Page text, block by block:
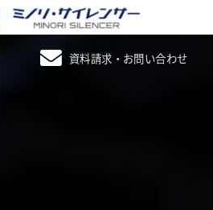
資料請求・お問い合わせ